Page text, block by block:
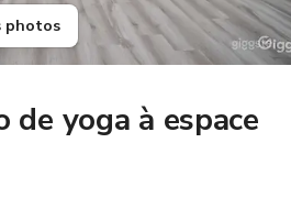
photos
de yoga à espace